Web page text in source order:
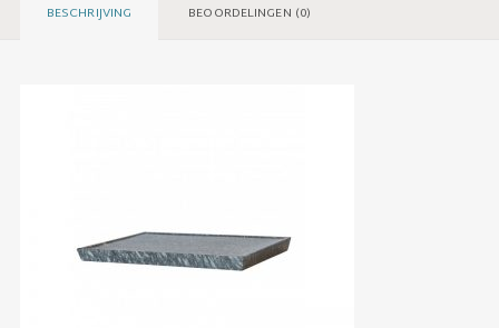
BESCHRIJVING BEOORDELINGEN (0)